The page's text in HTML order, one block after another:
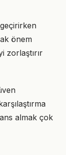
önem
zorlaştırır
almak çok